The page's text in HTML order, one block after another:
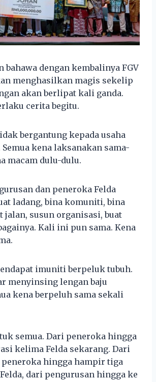
bahawa dengan kembalinya FGV
menghasilkan magis sekelip
akan berlipat kali ganda.
cerita begitu.
bergantung kepada usaha
kena laksanakan sama-
macam dulu-dulu.
dan peneroka Felda
ladang, bina komuniti, bina
jalan, susun organisasi, buat
Kali ini pun sama. Kena
imuniti berpeluk tubuh.
menyinsing lengan baju
kena berpeluh sama sekali
semua. Dari peneroka hingga
kelima Felda sekarang. Dari
peneroka hingga hampir tiga
dari pengurusan hingga ke